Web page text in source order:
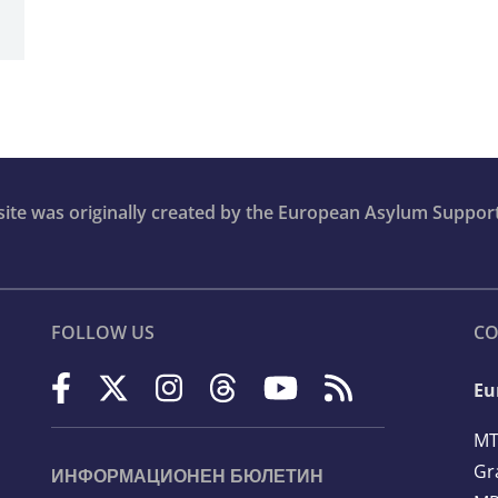
was originally created by the European Asylum
FOLLOW US
ИНФОРМАЦИОНЕН БЮЛЕТИН